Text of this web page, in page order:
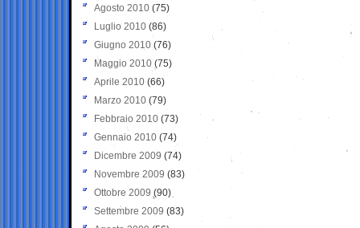
Agosto 2010 (75)
Luglio 2010 (86)
Giugno 2010 (76)
Maggio 2010 (75)
Aprile 2010 (66)
Marzo 2010 (79)
Febbraio 2010 (73)
Gennaio 2010 (74)
Dicembre 2009 (74)
Novembre 2009 (83)
Ottobre 2009 (90)
Settembre 2009 (83)